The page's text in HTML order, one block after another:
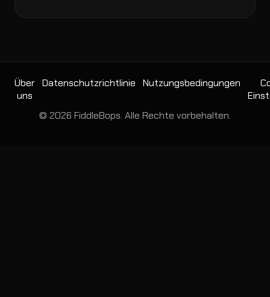
Über
uns
Datenschutzrichtlinie Nutzungsbedingungen
© 2026 FiddleBops. Alle Rechte vorbehalten.